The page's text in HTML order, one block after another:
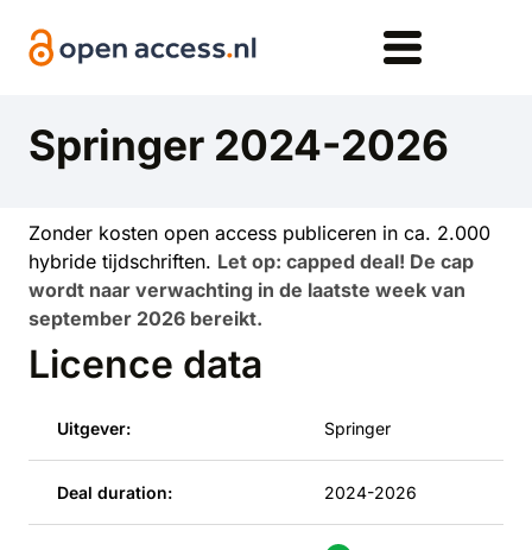
Springer 2024-2026
Zonder kosten open access publiceren in ca. 2.000
hybride tijdschriften. Let op: capped deal! De cap
wordt naar verwachting in de laatste week van
september 2026 bereikt.
Licence data
Uitgever: Springer
Deal duration: 2024-2026